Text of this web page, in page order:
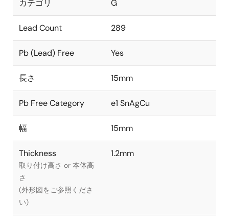
カテゴリ G
Lead Count 289
Pb (Lead) Free Yes
長さ 15mm
Pb Free Category e1 SnAgCu
幅 15mm
Thickness
取り付け高さ or 本体高
さ
(外形図をご参照くださ
い)
1.2mm